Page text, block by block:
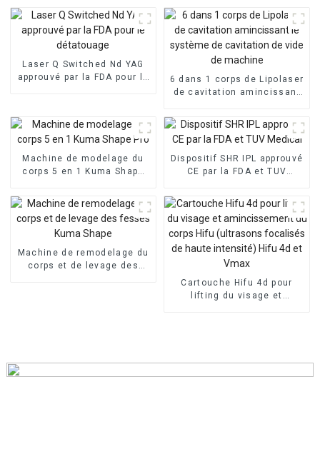
Laser Q Switched Nd YAG
approuvé par la FDA pour le
6 dans 1 corps de Lipolaser
de cavitation amincissant
de vide de machine
Machine de modelage du
corps 5 en 1 Kuma Shape
Dispositif SHR IPL approuvé
CE par la FDA et TUV
Machine de remodelage du
corps et de levage des
Cartouche Hifu 4d pour
lifting du visage et